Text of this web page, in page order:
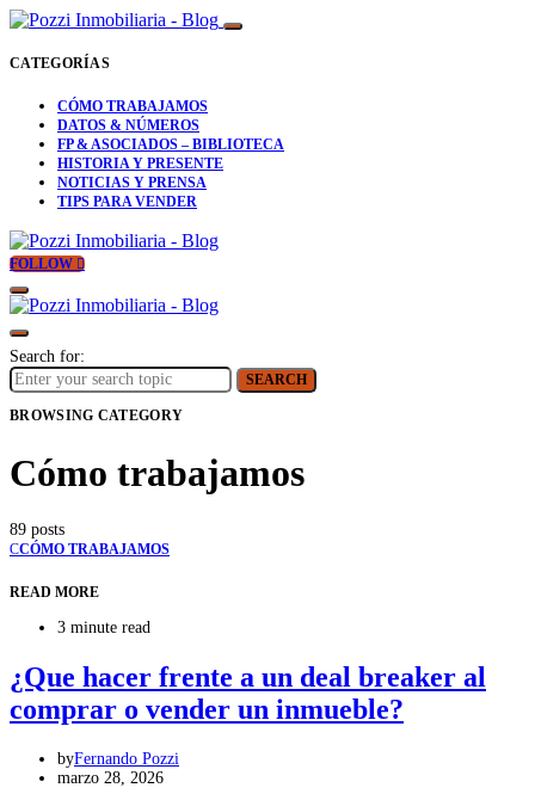
CATEGORÍAS
CÓMO TRABAJAMOS
DATOS & NÚMEROS
FP & ASOCIADOS – BIBLIOTECA
HISTORIA Y PRESENTE
NOTICIAS Y PRENSA
TIPS PARA VENDER
FOLLOW
Search for:
SEARCH
BROWSING CATEGORY
Cómo trabajamos
89 posts
CCÓMO TRABAJAMOS
READ MORE
3 minute read
¿Que hacer frente a un deal breaker al
comprar o vender un inmueble?
byFernando Pozzi
marzo 28, 2026